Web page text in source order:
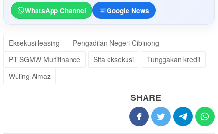
WhatsApp Channel Google News
Eksekusi leasing
Pengadilan Negeri Cibinong
PT SGMW Multifinance
Sita eksekusi
Tunggakan kredit
Wuling Almaz
SHARE